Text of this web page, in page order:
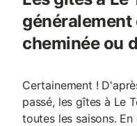
généralement
cheminée ou
Certainement !
passé, les gîtes à Le
toutes les saisons.